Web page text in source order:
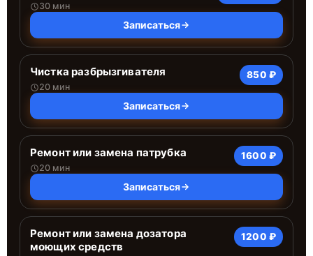
30 мин
Записаться
Чистка разбрызгивателя
20 мин
850 ₽
Записаться
Ремонт или замена патрубка
20 мин
1600 ₽
Записаться
Ремонт или замена дозатора
моющих средств
1200 ₽